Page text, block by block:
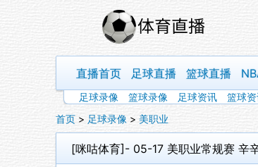
直播首页 足球直播 篮球直播
足球录像 篮球录像 足球资讯 篮球
首页 > 足球录像 > 美职业
[咪咕体育]- 05-17 美职业常规赛 辛